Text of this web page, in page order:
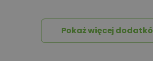
Pokaż więcej